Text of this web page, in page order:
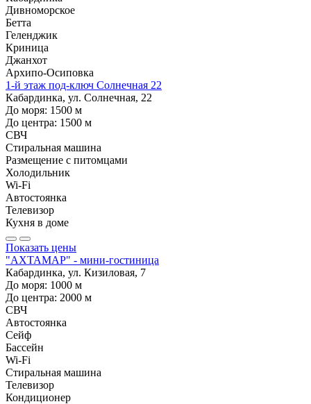
Дивноморское
Бетта
Геленджик
Криница
Джанхот
Архипо-Осиповка
1-й этаж под-ключ Солнечная 22
Кабардинка, ул. Солнечная, 22
До моря: 1500 м
До центра: 1500 м
СВЧ
Стиральная машина
Размещение с питомцами
Холодильник
Wi-Fi
Автостоянка
Телевизор
Кухня в доме
Показать цены
"АХТАМАР" - мини-гостиница
Кабардинка, ул. Кизиловая, 7
До моря: 1000 м
До центра: 2000 м
СВЧ
Автостоянка
Сейф
Бассейн
Wi-Fi
Стиральная машина
Телевизор
Кондиционер